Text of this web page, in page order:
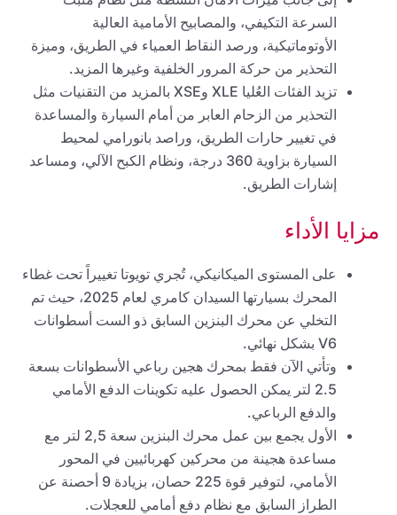
السرعة التكيفي، والمصابيح الأمامية العالية
الأوتوماتيكية، ورصد النقاط العمياء في الطريق، وميزة
التحذير من حركة المرور الخلفية وغيرها المزيد.
تزيد الفئات العُليا XLE وXSE بالمزيد من التقنيات مثل
التحذير من الزحام العابر من أمام السيارة والمساعدة
في تغيير حارات الطريق، وراصد بانورامي لمحيط
السيارة بزاوية 360 درجة، ونظام الكبح الآلي، ومساعد
إشارات الطريق.
مزايا الأداء
على المستوى الميكانيكي، تُجري تويوتا تغييراً تحت غطاء
المحرك بسيارتها السيدان كامري لعام 2025، حيث تم
التخلي عن محرك البنزين السابق ذو الست أسطوانات
V6 بشكل نهائي.
وتأتي الآن فقط بمحرك هجين رباعي الأسطوانات بسعة
2.5 لتر يمكن الحصول عليه تكوينات الدفع الأمامي
والدفع الرباعي.
الأول يجمع بين عمل محرك البنزين سعة 2,5 لتر مع
مساعدة هجينة من محركين كهربائيين في المحور
الأمامي، لتوفير قوة 225 حصان، بزيادة 9 أحصنة عن
الطراز السابق مع نظام دفع أمامي للعجلات.